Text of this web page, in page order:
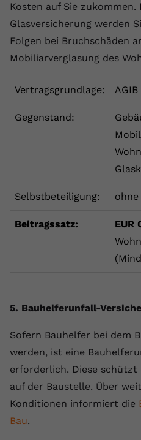
Kosten auf Sie zukommen.
Glasversicherung werden
Folgen bei Bruchschäden
Mobiliarverglasung des
Vertragsgrundlage: AGIB
Gegenstand:
Selbstbeteiligung: ohne
Beitragssatz: EUR
5. Bauhelferunfall-
Sofern Bauhelfer bei dem
werden, ist eine
erforderlich. Diese schützt
auf der Baustelle. Über
Konditionen informiert die
Bau.